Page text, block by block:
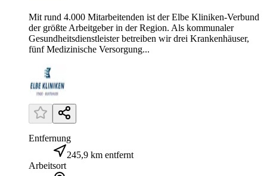
Mit rund 4.000 Mitarbeitenden ist der Elbe Kliniken-Verbund
der größte Arbeitgeber in der Region. Als kommunaler
Gesundheitsdienstleister betreiben wir drei Krankenhäuser,
fünf Medizinische Versorgung...
Entfernung
245,9 km entfernt
Arbeitsort